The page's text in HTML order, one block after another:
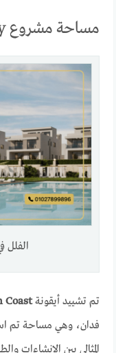
مساحة مشروع Q Bay الساحل الشمالي
الفلل
تم تشييد أيقونةCoast
فدان، وهي مساحة تم
المثالي بين الإنشاءات